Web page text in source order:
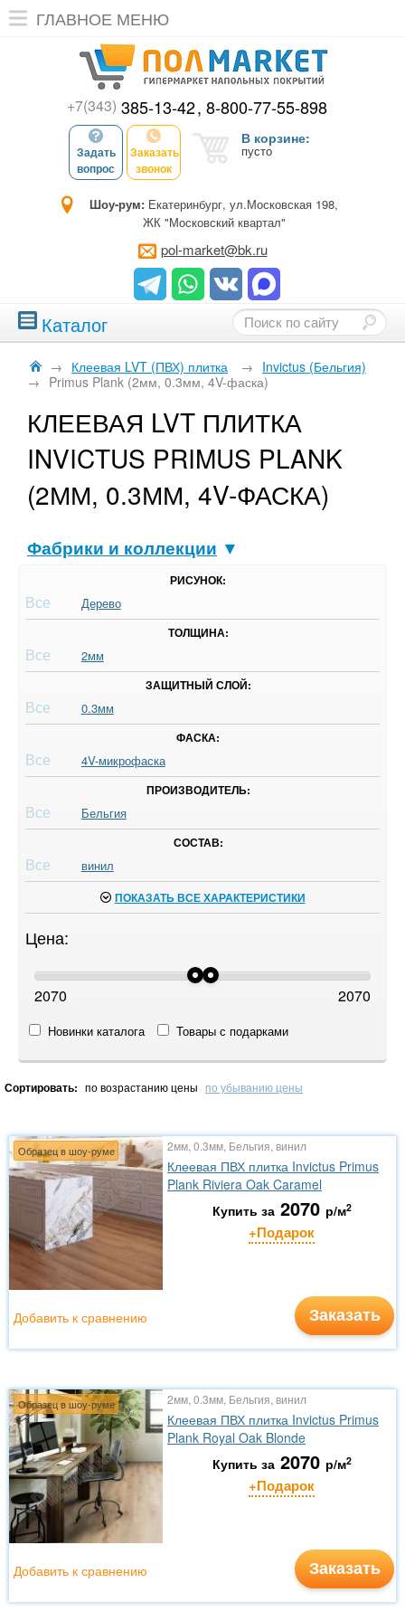
ГЛАВНОЕ МЕНЮ
+7(343) 385-13-42 8-800-77-55-898
Задать
вопрос
Заказать
звонок
В корзине:
пусто
Шоу-рум: Екатеринбург, ул.Московская 198,
ЖК "Московский квартал"
pol-market@bk.ru
Каталог
→ Клеевая LVT (ПВХ) плитка → Invictus (Бельгия)
→ Primus Plank (2мм, 0.3мм, 4V-фаска)
КЛЕЕВАЯ LVT ПЛИТКА
INVICTUS PRIMUS PLANK
(2ММ, 0.3ММ, 4V-ФАСКА)
Фабрики и коллекции ▼
РИСУНОК:
Все Дерево
ТОЛЩИНА:
Все 2мм
ЗАЩИТНЫЙ СЛОЙ:
Все 0.3мм
ФАСКА:
Все 4V-микрофаска
ПРОИЗВОДИТЕЛЬ:
Все Бельгия
СОСТАВ:
Все винил
ПОКАЗАТЬ ВСЕ ХАРАКТЕРИСТИКИ
Цена:
2070 2070
Новинки каталога Товары с подарками
Сортировать: по возрастанию цены по убыванию цены
Образец в шоу-руме 2мм, 0.3мм, Бельгия, винил
Клеевая ПВХ плитка Invictus Primus
Plank Riviera Oak Caramel
Купить за 2070 р/м2
+Подарок
Заказать
Добавить к сравнению
Образец в шоу-руме 2мм, 0.3мм, Бельгия, винил
Клеевая ПВХ плитка Invictus Primus
Plank Royal Oak Blonde
Купить за 2070 р/м2
+Подарок
Заказать
Добавить к сравнению